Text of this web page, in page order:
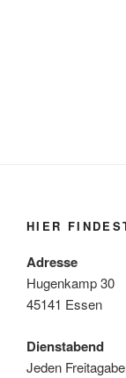
HIER
Adresse
Hugenkamp 30
45141 Essen
Dienstabend
Jeden